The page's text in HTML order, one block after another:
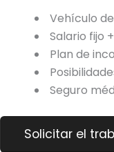
Vehículo
Salario fijo
Plan de
Seguro